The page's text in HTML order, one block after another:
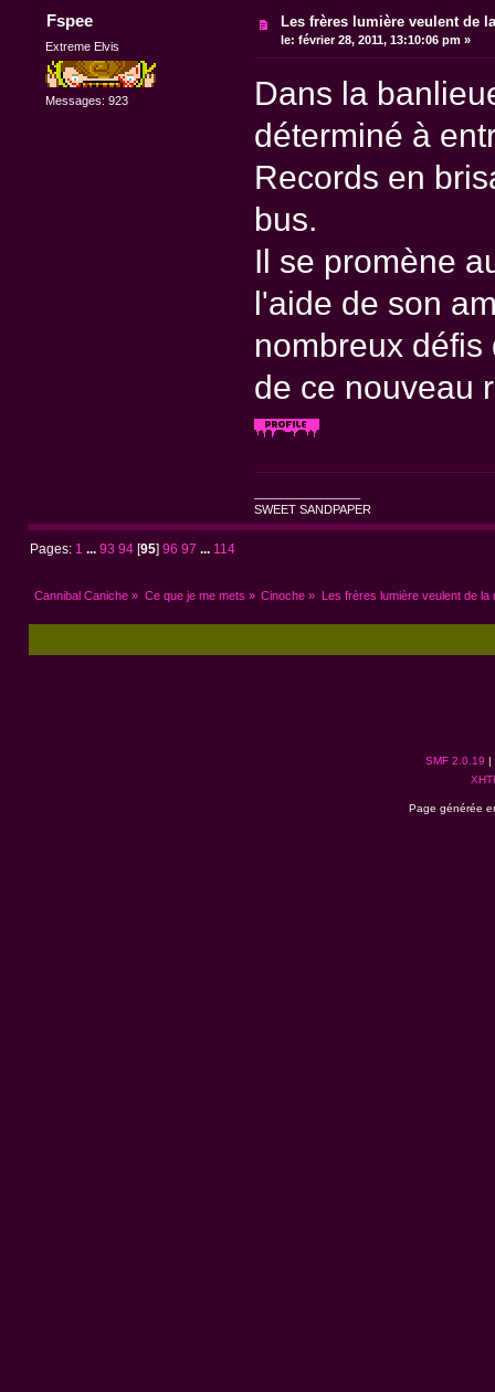
Fspee
Extreme Elvis
Messages: 923
Les frères lumière veulent de
le: février 28, 2011, 13:10:06 pm »
Dans la
déterminé à
Records en
bus.
Il se promène
l'aide de son
nombreux
de ce nouveau
SWEET SANDPAPER
Pages: 1 ...93 94 [95]96 97 ... 114
Cannibal Caniche » Ce que je me mets » Cinoche» Les frères lumière veulent de la
SMF 2.0.19 |
Page générée